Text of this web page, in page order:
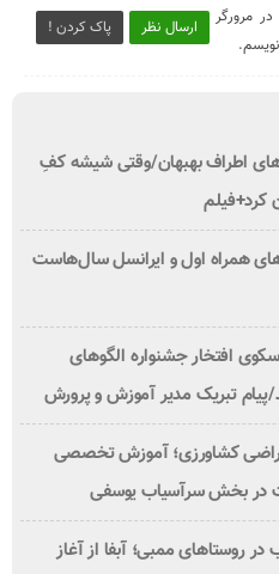
ارسال نظر پاک کردن !
مرورگر
های اطراف بهبهان/وقتی شیشه کفِ
کرد+فیلم
همراه اول و ایرانسل سال‌هاست
افتخار جشنواره الگوهای
پیام تبریک مدیر آموزش و پرورش
اراضی کشاورزی؛ آموزش تخصصی
در بخش سرآسیاب یوسفی
روستاهای ممبی؛ آبفا از آغاز